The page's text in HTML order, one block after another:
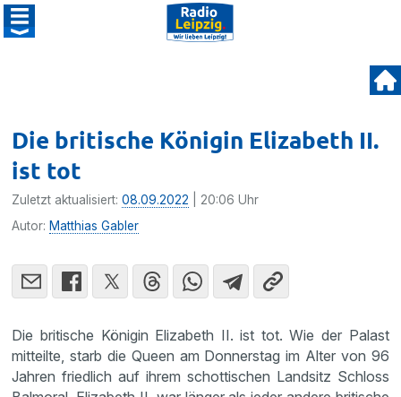
Die britische Königin Elizabeth II.
ist tot
Zuletzt aktualisiert:08.09.2022 | 20:06 Uhr
Autor: Matthias Gabler
Die britische Königin Elizabeth II. ist tot. Wie der Palast
mitteilte, starb die Queen am Donnerstag im Alter von 96
Jahren friedlich auf ihrem schottischen Landsitz Schloss